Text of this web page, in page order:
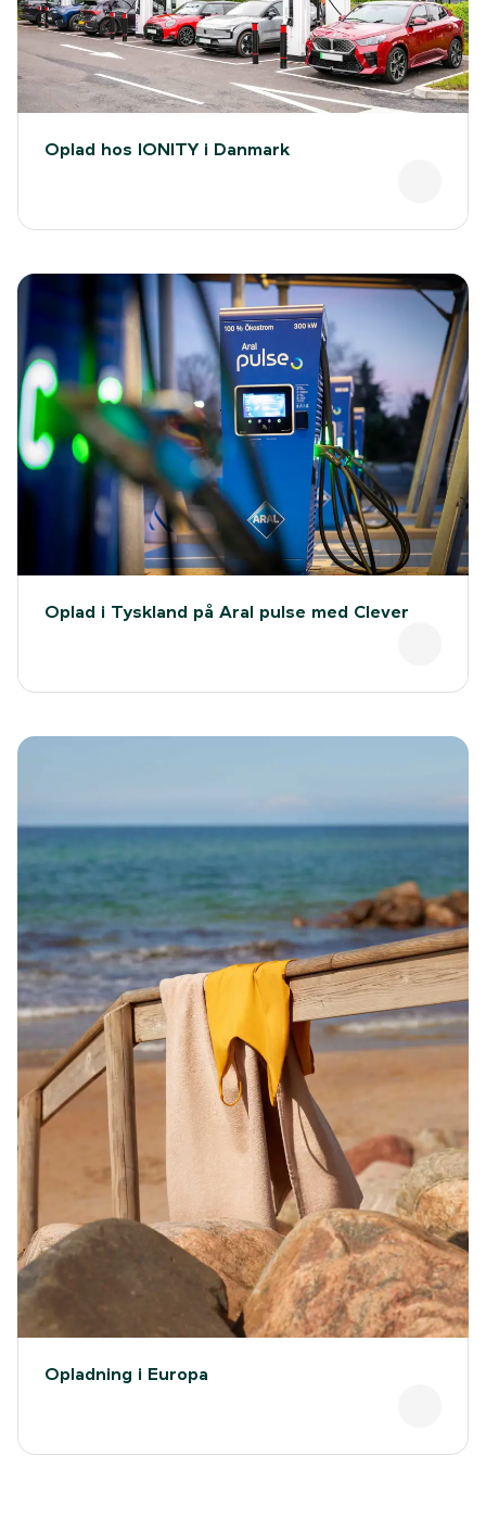
Oplad hos IONITY i Danmark
Oplad i Tyskland på Aral pulse med Clever
Opladning i Europa